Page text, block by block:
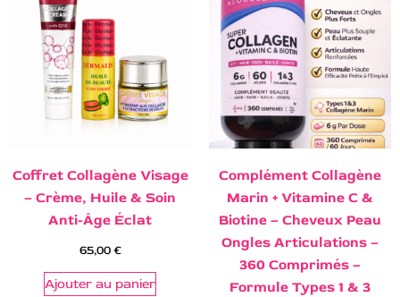
Coffret Collagène Visage
– Crème, Huile & Soin
Anti-Âge Éclat
65,00€
Ajouter au panier
Complément Collagène
Marin + Vitamine C &
Biotine – Cheveux Peau
Ongles Articulations –
360 Comprimés –
Formule Types 1 & 3